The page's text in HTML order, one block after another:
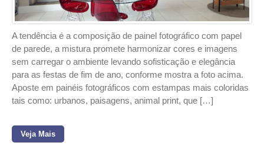
A tendência é a composição de painel fotográfico com papel
de parede, a mistura promete harmonizar cores e imagens
sem carregar o ambiente levando sofisticação e elegância
para as festas de fim de ano, conforme mostra a foto acima.
Aposte em painéis fotográficos com estampas mais coloridas
tais como: urbanos, paisagens, animal print, que […]
Veja Mais